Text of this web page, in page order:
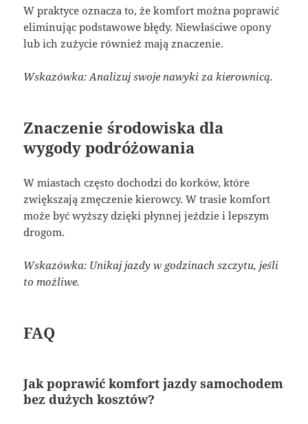
W praktyce oznacza to, że komfort można poprawić
eliminując podstawowe błędy. Niewłaściwe opony
lub ich zużycie również mają znaczenie.
Wskazówka: Analizuj swoje nawyki za kierownicą.
Znaczenie środowiska dla
wygody podróżowania
W miastach często dochodzi do korków, które
zwiększają zmęczenie kierowcy. W trasie komfort
może być wyższy dzięki płynnej jeździe i lepszym
drogom.
Wskazówka: Unikaj jazdy w godzinach szczytu, jeśli
to możliwe.
FAQ
Jak poprawić komfort jazdy samochodem
bez dużych kosztów?